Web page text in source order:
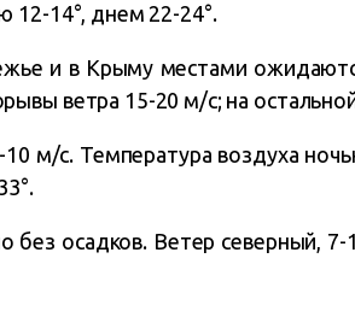
12-14°, днем 22-24°.
и в Крыму местами
ветра 15-20 м/с; на
м/с. Температура воздуха
без осадков. Ветер северный,